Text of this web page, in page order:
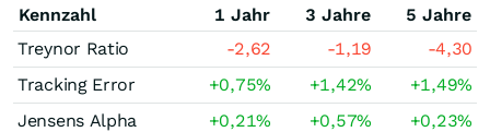
Kennzahl 1 Jahr 3 Jahre
5 Jahre
Treynor Ratio
-2,62 -1,19
-4,30
Tracking Error
+0,75% +1,42% +1,49%
Jensens Alpha
+0,21% +0,57% +0,23%